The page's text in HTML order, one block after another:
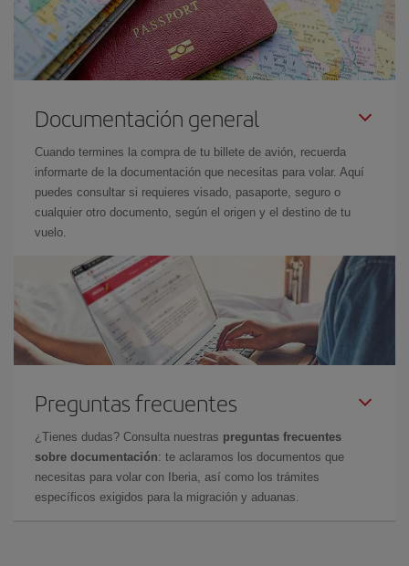
Documentación general
Cuando termines la compra de tu billete de avión, recuerda
informarte de la documentación que necesitas para volar. Aquí
puedes consultar si requieres visado, pasaporte, seguro o
cualquier otro documento, según el origen y el destino de tu
vuelo.
Preguntas frecuentes
¿Tienes dudas? Consulta nuestras preguntas frecuentes
sobre documentación: te aclaramos los documentos que
necesitas para volar con Iberia, así como los trámites
específicos exigidos para la migración y aduanas.